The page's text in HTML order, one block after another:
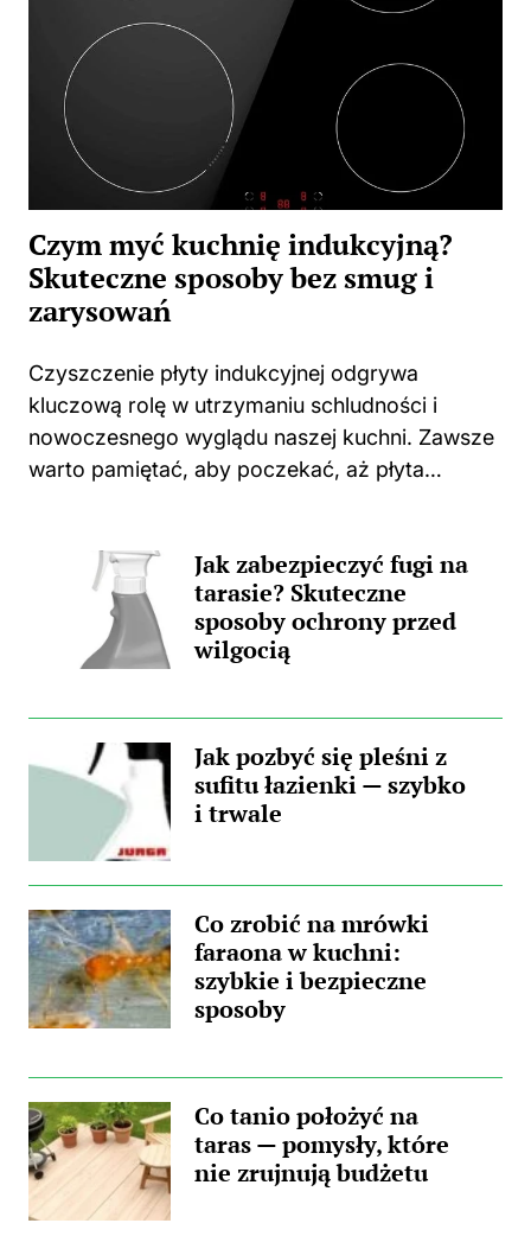
Czym myć kuchnię indukcyjną?
Skuteczne sposoby bez smug i
zarysowań
Czyszczenie płyty indukcyjnej odgrywa
kluczową rolę w utrzymaniu schludności i
nowoczesnego wyglądu naszej kuchni. Zawsze
warto pamiętać, aby poczekać, aż płyta
powierzchni może prowadzić do
nieprzyjemnych zapachów, a także trwałych...
Jak zabezpieczyć fugi na
tarasie? Skuteczne
sposoby ochrony przed
wilgocią
Jak pozbyć się pleśni z
sufitu łazienki — szybko
i trwale
Co zrobić na mrówki
faraona w kuchni:
szybkie i bezpieczne
sposoby
Co tanio położyć na
taras — pomysły, które
nie zrujnują budżetu